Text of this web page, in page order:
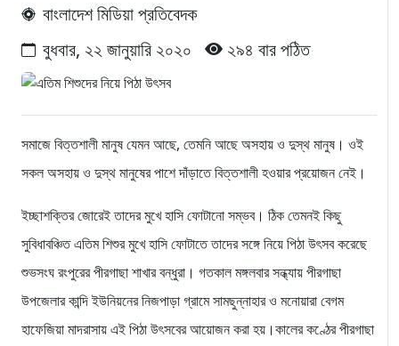
বাংলাদেশ মিডিয়া প্রতিবেদক
বুধবার, ২২ জানুয়ারি ২০২০
২৯৪ বার পঠিত
সমাজে বিত্তশালী মানুষ যেমন আছে, তেমনি আছে অসহায় ও দুস্থ মানুষ। ওই
সকল অসহায় ও দুস্থ মানুষের পাশে দাঁড়াতে বিত্তশালী হওয়ার প্রয়োজন নেই।
ইচ্ছাশক্তির জোরেই তাদের মুখে হাসি ফোটানো সম্ভব। ঠিক তেমনই কিছু
সুবিধাবঞ্চিত এতিম শিশুর মুখে হাসি ফোটাতে তাদের সঙ্গে নিয়ে পিঠা উৎসব করেছে
শুভসংঘ রংপুরের পীরগাছা শাখার বন্ধুরা। গতকাল মঙ্গলবার সন্ধ্যায় পীরগাছা
উপজেলার কান্দি ইউনিয়নের নিজপাড়া গ্রামে সামছুন্নাহার ও মনোয়ারা বেগম
হাফেজিয়া মাদরাসায় এই পিঠা উৎসবের আয়োজন করা হয়।কালের কণ্ঠের পীরগাছা